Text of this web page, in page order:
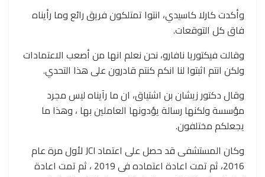
وأكدت كارلا كاسيدي، انتوا تمتلكون فريق رائع وما رأيناه
فاق كل التوقعات.
وقالت فيكتوريا نافارو، نحن نعلم انها من أصعب الاعتمادات
ولكن انتم اثبتوا لنا انكم كنتم قادرون على هذا التحدي.
وقال دكتور زيشان بن اشتياق، ان ما رآيناه ليس مجرد
مؤسسة ولكنها رسالة يؤدونها العاملين بها ، وهذا ما
يجعلكم مختلفون.
وكان المستشفى قد حصل على اعتماد JCI لأول مرة عام
2016، ثم تمت اعادة اعتماده فى 2019 ، ثم تمت اعادة